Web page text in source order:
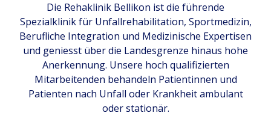
Die Rehaklinik Bellikon ist die führende
Spezialklinik für Unfallrehabilitation, Sportmedizin,
Berufliche Integration und Medizinische Expertisen
und geniesst über die Landesgrenze hinaus hohe
Anerkennung. Unsere hoch qualifizierten
Mitarbeitenden behandeln Patientinnen und
Patienten nach Unfall oder Krankheit ambulant
oder stationär.